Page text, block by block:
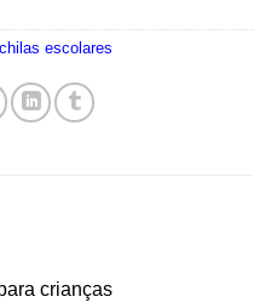
escolares
crianças